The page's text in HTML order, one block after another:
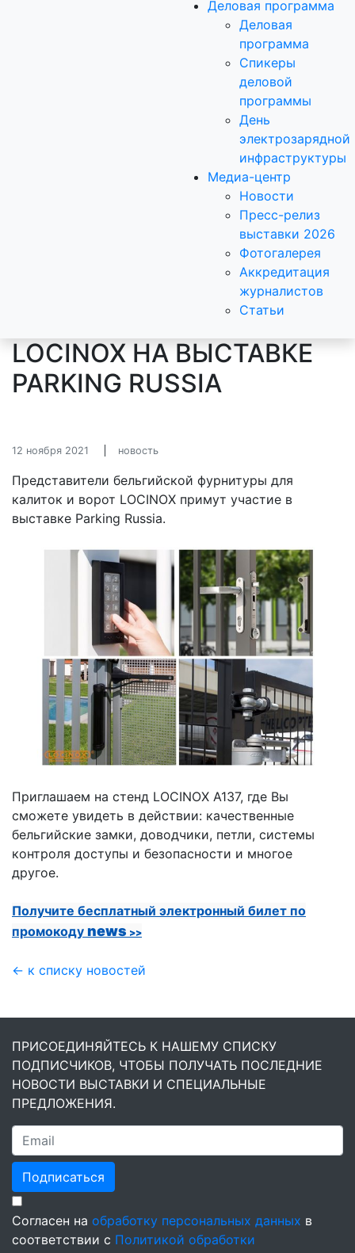
Деловая программа
Деловая
программа
Спикеры
деловой
программы
День
электрозарядной
инфраструктуры
Медиа-центр
Новости
Пресс-релиз
выставки 2026
Фотогалерея
Аккредитация
журналистов
Статьи
LOCINOX НА ВЫСТАВКЕ
PARKING RUSSIA
12 ноября 2021 новость
Представители бельгийской фурнитуры для
калиток и ворот LOCINOX примут участие в
выставке Parking Russia.
Приглашаем на стенд LOCINOX А137, где Вы
сможете увидеть в действии: качественные
бельгийские замки, доводчики, петли, системы
контроля доступы и безопасности и многое
другое.
Получите бесплатный электронный билет по
промокоду news >>
← к списку новостей
ПРИСОЕДИНЯЙТЕСЬ К НАШЕМУ СПИСКУ
ПОДПИСЧИКОВ, ЧТОБЫ ПОЛУЧАТЬ ПОСЛЕДНИЕ
НОВОСТИ ВЫСТАВКИ И СПЕЦИАЛЬНЫЕ
ПРЕДЛОЖЕНИЯ.
Подписаться
Согласен на обработку персональных данных в
соответствии с Политикой обработки